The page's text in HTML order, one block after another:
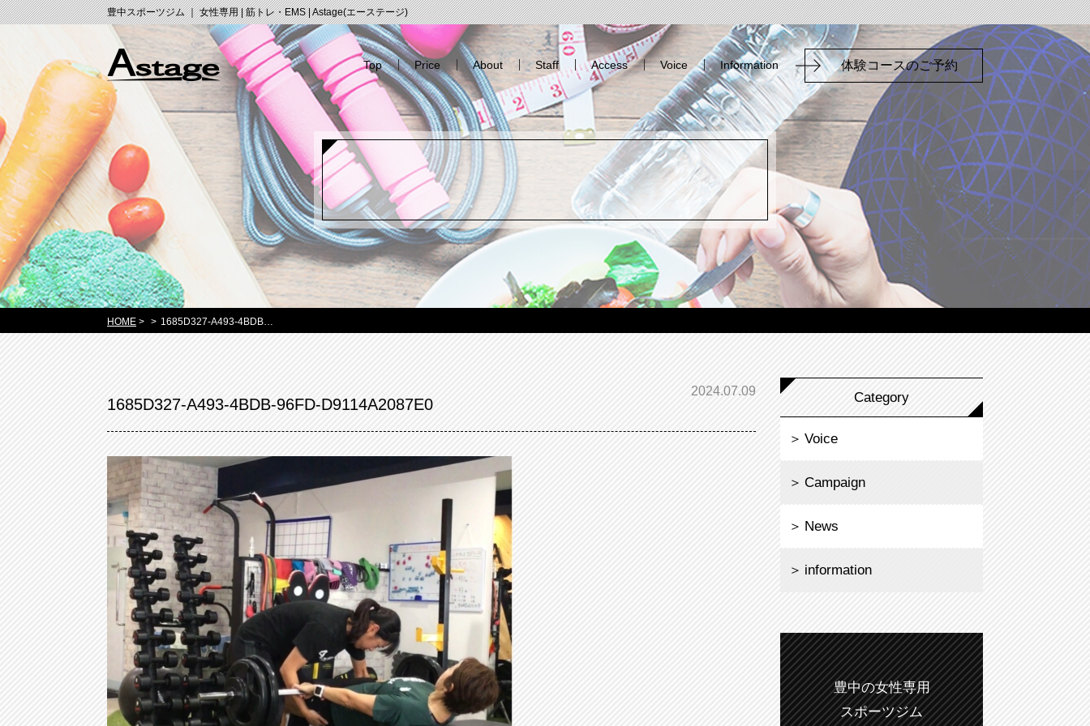
豊中スポーツジム ｜ 女性専用 | 筋トレ・EMS | Astage(エーステージ)
Top Price About Staff Access Voice Information 体験コースのご予約
HOME > > 1685D327-A493-4BDB…
2024.07.09
1685D327-A493-4BDB-96FD-D9114A2087E0 Category
Voice
Campaign
News
information
豊中の女性専用
スポーツジム